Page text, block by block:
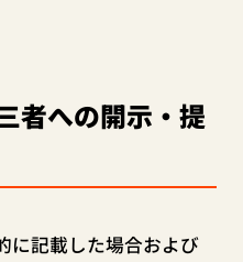
者への開示・提
に記載した場合および